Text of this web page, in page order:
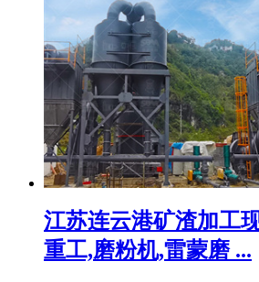
江苏连云港矿渣加工
重工,磨粉机,雷蒙磨 ...